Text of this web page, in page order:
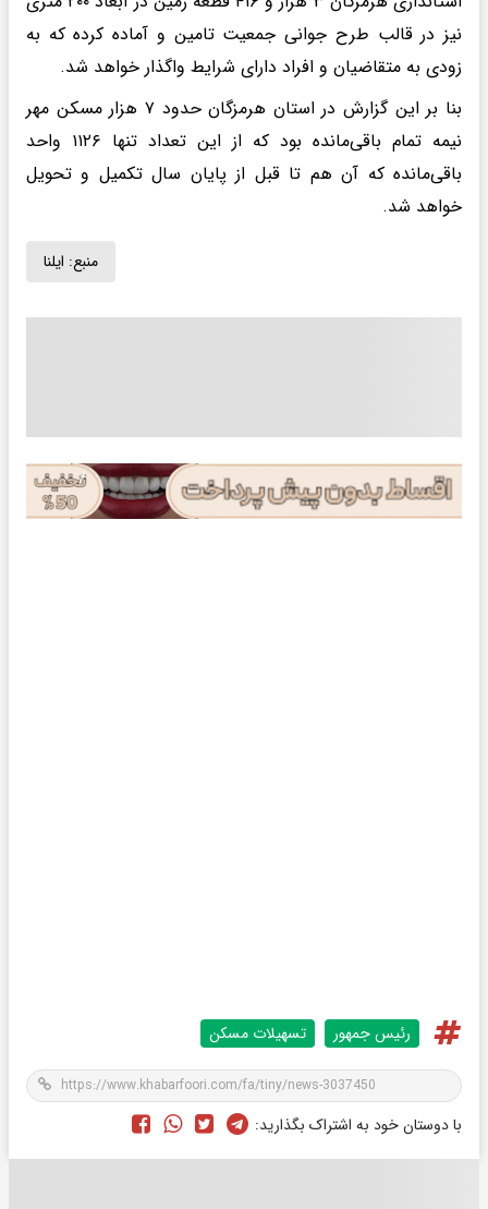
نیز در قالب طرح جوانی جمعیت تامین و آماده کرده که به
زودی به متقاضیان و افراد دارای شرایط واگذار خواهد شد.
بنا بر این گزارش در استان هرمزگان حدود ۷ هزار مسکن مهر
نیمه تمام باقی‌مانده بود که از این تعداد تنها ۱۱۲۶ واحد
باقی‌مانده که آن هم تا قبل از پایان سال تکمیل و تحویل
خواهد شد.
منبع: ایلنا
رئیس جمهور تسهیلات مسکن
با دوستان خود به اشتراک بگذارید: